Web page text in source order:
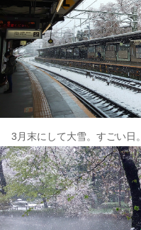
3月末にして大雪。すごい日。